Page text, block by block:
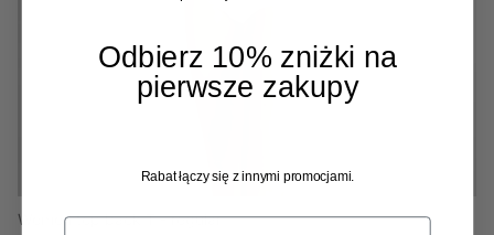
Women top back T - regular
Odbierz 10% zniżki na
pierwsze zakupy
Rabat łączy się z innymi promocjami.
Email